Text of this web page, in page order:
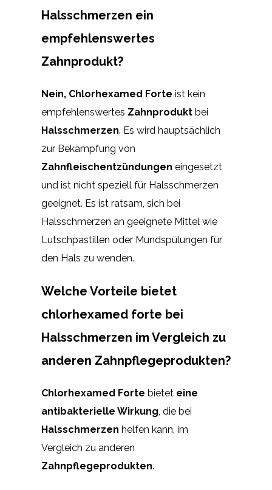
Halsschmerzen ein
empfehlenswertes
Zahnprodukt?
Nein, Chlorhexamed Forte ist kein
empfehlenswertes Zahnprodukt bei
Halsschmerzen. Es wird hauptsächlich
zur Bekämpfung von
Zahnfleischentzündungen eingesetzt
und ist nicht speziell für Halsschmerzen
geeignet. Es ist ratsam, sich bei
Halsschmerzen an geeignete Mittel wie
Lutschpastillen oder Mundspülungen für
den Hals zu wenden.
Welche Vorteile bietet
chlorhexamed forte bei
Halsschmerzen im Vergleich zu
anderen Zahnpflegeprodukten?
Chlorhexamed Forte bietet eine
antibakterielle Wirkung, die bei
Halsschmerzen helfen kann, im
Vergleich zu anderen
Zahnpflegeprodukten.